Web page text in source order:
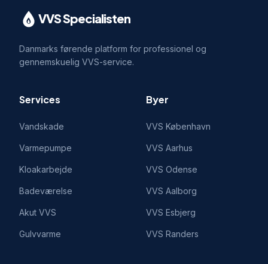
VVS Specialisten
Danmarks førende platform for professionel og
gennemskuelig VVS-service.
Services
Vandskade
Varmepumpe
Kloakarbejde
Badeværelse
Akut VVS
Gulvvarme
Byer
VVS København
VVS Aarhus
VVS Odense
VVS Aalborg
VVS Esbjerg
VVS Randers